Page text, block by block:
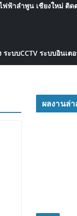
ฟ้าลำพูน เชียงใหม่ ติด
ะบบCCTV ระบบอินเต
ผลงานล่